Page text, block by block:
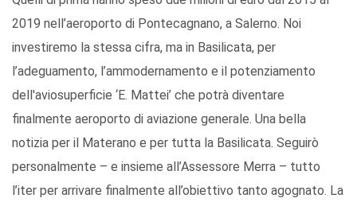
2019 nell’aeroporto di Pontecagnano, a Salerno. Noi
investiremo la stessa cifra, ma in Basilicata, per
l’adeguamento, l’ammodernamento e il potenziamento
dell'aviosuperficie ‘E. Mattei’ che potrà diventare
finalmente aeroporto di aviazione generale. Una bella
notizia per il Materano e per tutta la Basilicata. Seguirò
personalmente – e insieme all’Assessore Merra – tutto
l’iter per arrivare finalmente all’obiettivo tanto agognato. La